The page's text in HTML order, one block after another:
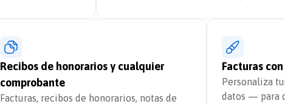
Recibos de honorarios y cualquier
comprobante
Facturas, recibos de honorarios, notas de
Facturas
Personaliza
datos — para